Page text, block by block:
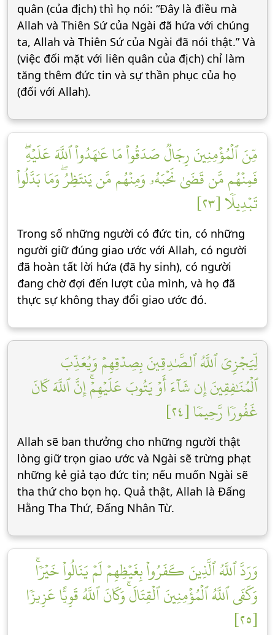
quân (của địch) thì họ nói: “Đây là điều mà
Allah và Thiên Sứ của Ngài đã hứa với chúng
ta, Allah và Thiên Sứ của Ngài đã nói thật.” Và
(việc đối mặt với liên quân của địch) chỉ làm
tăng thêm đức tin và sự thần phục của họ
(đối với Allah).
مِّنَ ٱلۡمُؤۡمِنِينَ رِجَالٞ صَدَقُواْ مَا عَٰهَدُواْ ٱللَّهَ عَلَيۡهِۖ
فَمِنۡهُم مَّن قَضَىٰ نَحۡبَهُۥ وَمِنۡهُم مَّن يَنتَظِرُۖ وَمَا بَدَّلُواْ
تَبۡدِيلٗا [٢٣]
Trong số những người có đức tin, có những
người giữ đúng giao ước với Allah, có người
đã hoàn tất lời hứa (đã hy sinh), có người
đang chờ đợi đến lượt của mình, và họ đã
thực sự không thay đổi giao ước đó.
لِّيَجۡزِيَ ٱللَّهُ ٱلصَّٰدِقِينَ بِصِدۡقِهِمۡ وَيُعَذِّبَ
ٱلۡمُنَٰفِقِينَ إِن شَآءَ أَوۡ يَتُوبَ عَلَيۡهِمۡۚ إِنَّ ٱللَّهَ كَانَ
غَفُورٗا رَّحِيمٗا [٢٤]
Allah sẽ ban thưởng cho những người thật
lòng giữ trọn giao ước và Ngài sẽ trừng phạt
những kẻ giả tạo đức tin; nếu muốn Ngài sẽ
tha thứ cho bọn họ. Quả thật, Allah là Đấng
Hằng Tha Thứ, Đấng Nhân Từ.
وَرَدَّ ٱللَّهُ ٱلَّذِينَ كَفَرُواْ بِغَيۡظِهِمۡ لَمۡ يَنَالُواْ خَيۡرٗاۚ
وَكَفَى ٱللَّهُ ٱلۡمُؤۡمِنِينَ ٱلۡقِتَالَۚ وَكَانَ ٱللَّهُ قَوِيًّا عَزِيزٗا
[٢٥]